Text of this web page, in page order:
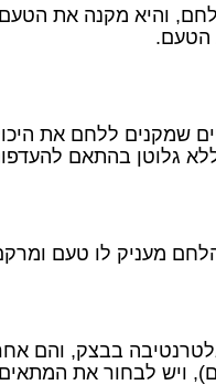
והיא מקנה את
הטעם.
שמקנים ללחם את
גלוטן בהתאם
מעניק לו טעם
בבצק, והם
ויש לבחור את